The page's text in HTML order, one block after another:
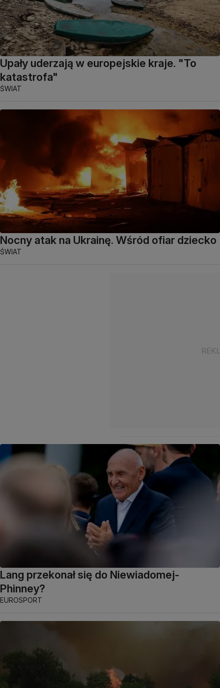
Upały uderzają w europejskie kraje. "To
katastrofa"
ŚWIAT
Nocny atak na Ukrainę. Wśród ofiar dziecko
ŚWIAT
Lang przekonał się do Niewiadomej-
Phinney?
EUROSPORT